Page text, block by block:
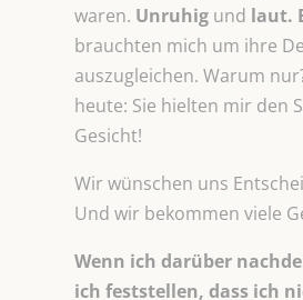
waren. Unruhig und laut.
brauchten mich um ihre
auszugleichen. Warum
heute: Sie hielten mir den
Gesicht!
Wir wünschen uns
Und wir bekommen viele
Wenn ich darüber
ich feststellen, dass ich